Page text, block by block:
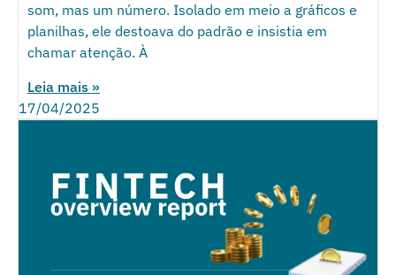
som, mas um número. Isolado em meio a gráficos e
planilhas, ele destoava do padrão e insistia em
chamar atenção. À
Leia mais »
17/04/2025